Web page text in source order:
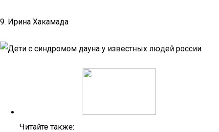
9. Ирина Хакамада
Читайте также: